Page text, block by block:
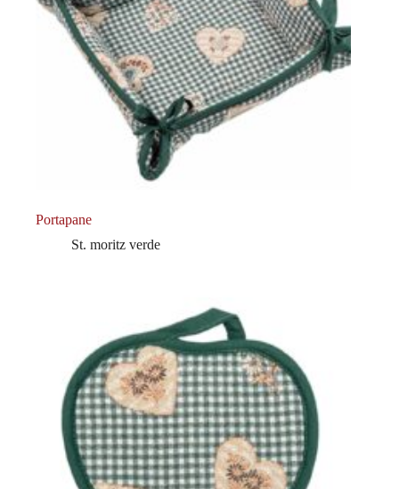
Portapane
St. moritz verde